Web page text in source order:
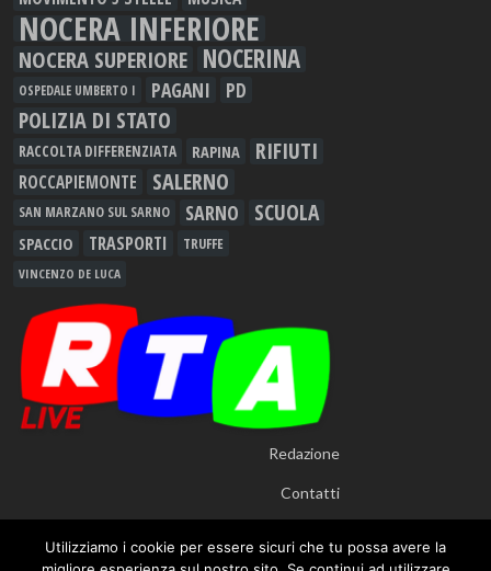
NOCERA INFERIORE
NOCERA SUPERIORE NOCERINA
OSPEDALE UMBERTO I PAGANI PD
POLIZIA DI STATO
RACCOLTA DIFFERENZIATA RAPINA RIFIUTI
ROCCAPIEMONTE SALERNO
SAN MARZANO SUL SARNO SARNO SCUOLA
SPACCIO TRASPORTI TRUFFE
VINCENZO DE LUCA
Redazione
Contatti
Utilizziamo i cookie per essere sicuri che tu possa avere la